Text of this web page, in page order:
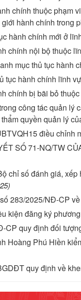
chính thuộc phạm
hành chính trong
hành chính mới ở
chính nội bộ thuộc
mục thủ tục hành
tục hành chính lĩnh
chính bị bãi bỏ
công tác quản lý
quyền quản lý
điều chỉnh
SỐ 71-NQ/TW
chỉ số đánh giá,
283/2025/NĐ-CP
kiện đăng ký
CP quy định đối
Hoàng Phú Hiền
quy định về